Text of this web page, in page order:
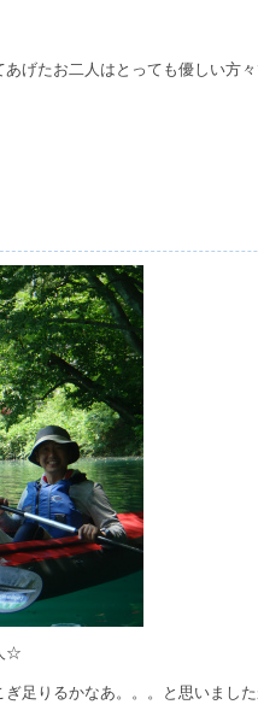
げたお二人はとっても優しい方
☆
足りるかなあ。。。と思いました